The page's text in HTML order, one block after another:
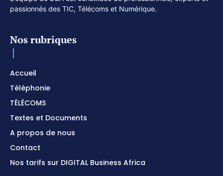
passionnés des TIC, Télécoms et Numérique.
Nos rubriques
Accueil
Téléphonie
TÉLÉCOMS
Textes et Documents
A propos de nous
Contact
Nos tarifs sur DIGITAL Business Africa